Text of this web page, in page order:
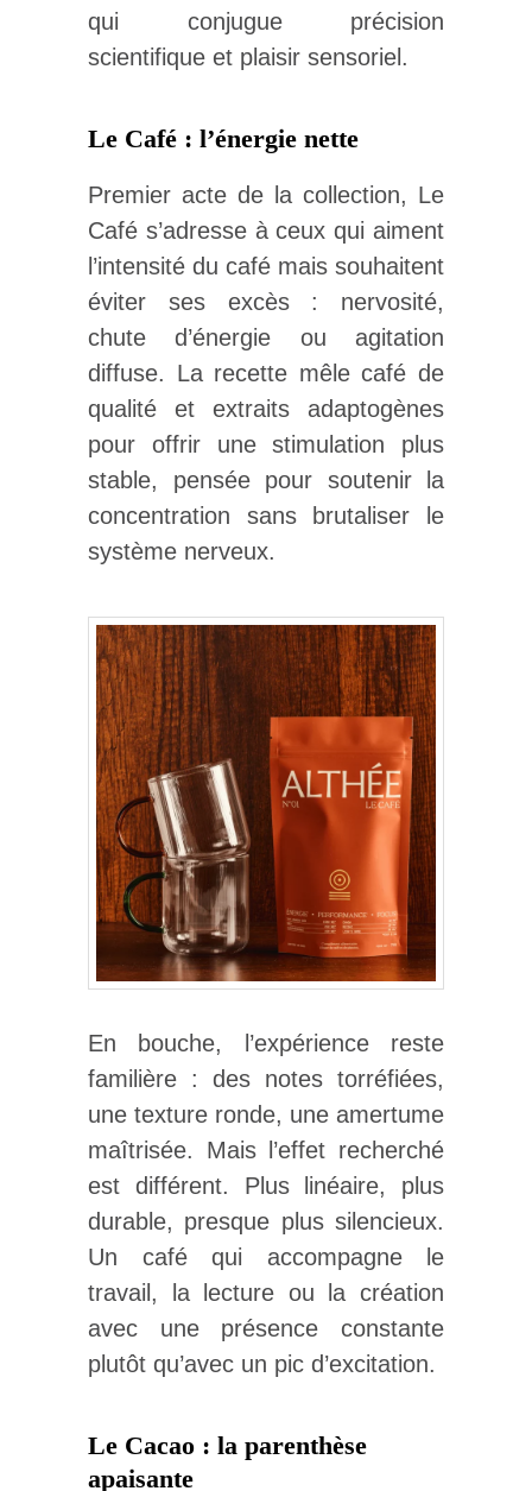
qui conjugue précision
scientifique et plaisir sensoriel.
Le Café : l’énergie nette
Premier acte de la collection, Le
Café s’adresse à ceux qui aiment
l’intensité du café mais souhaitent
éviter ses excès : nervosité,
chute d’énergie ou agitation
diffuse. La recette mêle café de
qualité et extraits adaptogènes
pour offrir une stimulation plus
stable, pensée pour soutenir la
concentration sans brutaliser le
système nerveux.
En bouche, l’expérience reste
familière : des notes torréfiées,
une texture ronde, une amertume
maîtrisée. Mais l’effet recherché
est différent. Plus linéaire, plus
durable, presque plus silencieux.
Un café qui accompagne le
travail, la lecture ou la création
avec une présence constante
plutôt qu’avec un pic d’excitation.
Le Cacao : la parenthèse
apaisante